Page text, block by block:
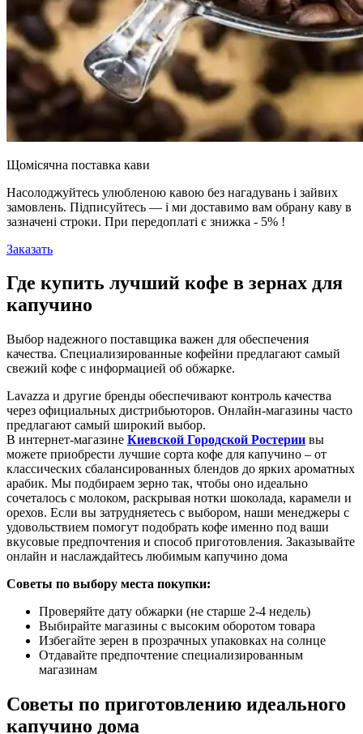
Щомісячна поставка кави
Насолоджуйтесь улюбленою кавою без нагадувань і зайвих
замовлень. Підписуйтесь — і ми доставимо вам обрану каву в
зазначені строки. При передоплаті є знижка - 5% !
Заказать
Где купить лучший кофе в зернах для
капучино
Выбор надежного поставщика важен для обеспечения
качества. Специализированные кофейни предлагают самый
свежий кофе с информацией об обжарке.
Lavazza и другие бренды обеспечивают контроль качества
через официальных дистрибьюторов. Онлайн-магазины часто
предлагают самый широкий выбор.
В интернет-магазине Киевской Городской Ростерии вы
можете приобрести лучшие сорта кофе для капучино – от
классических сбалансированных блендов до ярких ароматных
арабик. Мы подбираем зерно так, чтобы оно идеально
сочеталось с молоком, раскрывая нотки шоколада, карамели и
орехов. Если вы затрудняетесь с выбором, наши менеджеры с
удовольствием помогут подобрать кофе именно под ваши
вкусовые предпочтения и способ приготовления. Заказывайте
онлайн и наслаждайтесь любимым капучино дома
Советы по выбору места покупки:
Проверяйте дату обжарки (не старше 2-4 недель)
Выбирайте магазины с высоким оборотом товара
Избегайте зерен в прозрачных упаковках на солнце
Отдавайте предпочтение специализированным
магазинам
Советы по приготовлению идеального
капучино дома